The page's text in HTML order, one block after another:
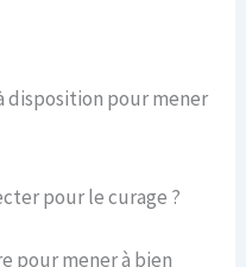
disposition pour mener
pour le curage ?
pour mener à bien